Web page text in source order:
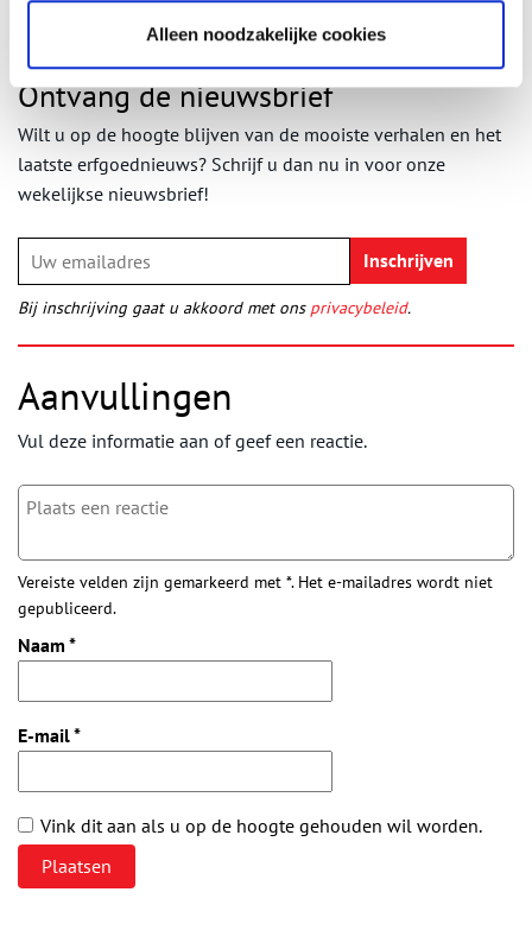
Alleen noodzakelijke cookies
Ontvang de nieuwsbrief
Wilt u op de hoogte blijven van de mooiste verhalen en het
laatste erfgoednieuws? Schrijf u dan nu in voor onze
wekelijkse nieuwsbrief!
Bij inschrijving gaat u akkoord met ons privacybeleid.
Aanvullingen
Vul deze informatie aan of geef een reactie.
Vereiste velden zijn gemarkeerd met *. Het e-mailadres wordt niet
gepubliceerd.
Naam *
E-mail*
Vink dit aan als u op de hoogte gehouden wil worden.